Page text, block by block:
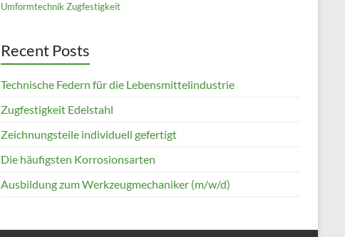
Umformtechnik Zugfestigkeit
Recent Posts
Technische Federn für die Lebensmittelindustrie
Zugfestigkeit Edelstahl
Zeichnungsteile individuell gefertigt
Die häufigsten Korrosionsarten
Ausbildung zum Werkzeugmechaniker (m/w/d)